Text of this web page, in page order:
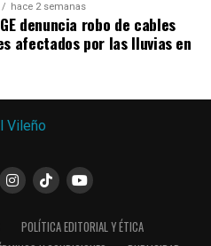
hace 2 semanas
denuncia robo de cables
afectados por las lluvias en
POLÍTICA EDITORIAL Y ÉTICA